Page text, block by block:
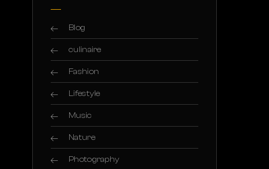
Blog
culinaire
Fashion
Lifestyle
Music
Nature
Photography